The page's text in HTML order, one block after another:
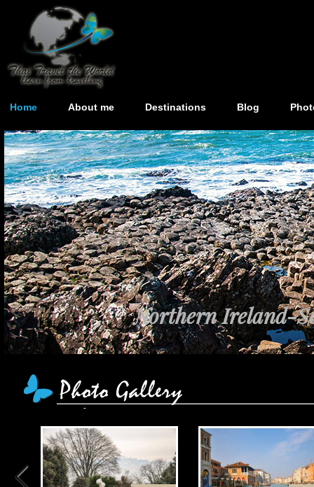
Home About me Destinations Blog
Northern Ireland-
เส้นทาง Egypt-